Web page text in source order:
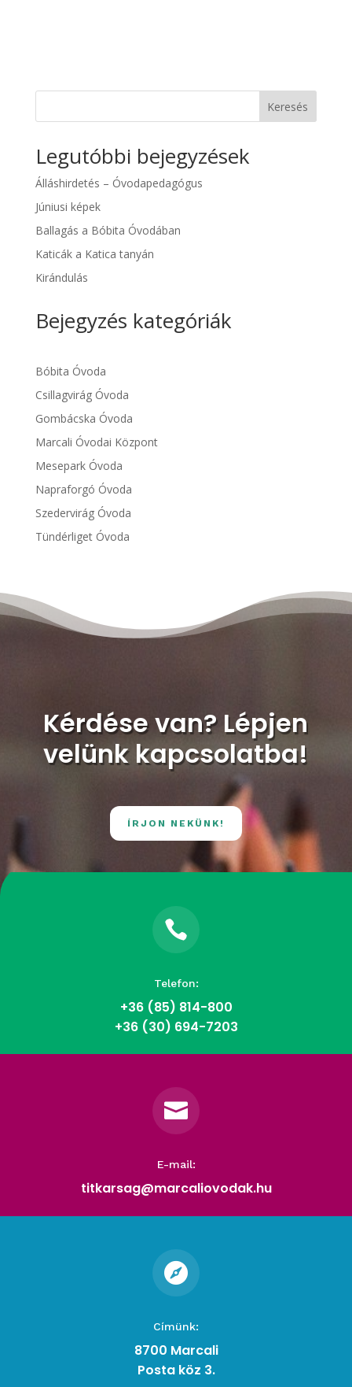
Keresés
Legutóbbi bejegyzések
Álláshirdetés – Óvodapedagógus
Júniusi képek
Ballagás a Bóbita Óvodában
Katicák a Katica tanyán
Kirándulás
Bejegyzés kategóriák
Bóbita Óvoda
Csillagvirág Óvoda
Gombácska Óvoda
Marcali Óvodai Központ
Mesepark Óvoda
Napraforgó Óvoda
Szedervirág Óvoda
Tündérliget Óvoda
Kérdése van? Lépjen
velünk kapcsolatba!
ÍRJON NEKÜNK!

Telefon:
+36 (85) 814-800
+36 (30) 694-7203

E-mail:
titkarsag@marcaliovodak.hu

Címünk:
8700 Marcali
Posta köz 3.